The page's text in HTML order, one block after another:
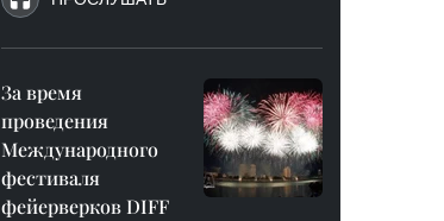
За время
проведения
Международного
фестиваля
фейерверков DIFF